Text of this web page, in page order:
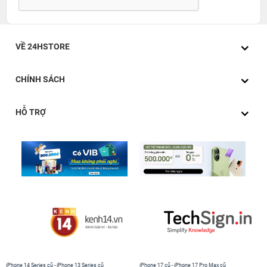
Máy tính xách tay số hiệu MJVG2 được trang bị bộ xử lý
Intel Core i5 Broadwell thế hệ thứ năm, đảm bảo sức
mạnh vượt trội của Core i5 đem đến hiệu suất làm việc
thể. Các lõi kép của bộ xử lý Intel Core i5 có tốc độ
1.6GHz hay có thể ép xung nhịp lên tới 2.7GHz nhờ
vào công nghệ Turbo Boost khi cần để xử lý khối lượng
VỀ 24HSTORE
CHÍNH SÁCH
HỖ TRỢ
iPhone 14 Series cũ -iPhone 13 Series cũ
iPhone 17 cũ -iPhone 17 Pro Max cũ